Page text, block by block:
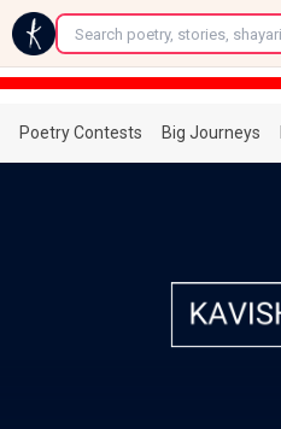
←
Poetry Contests Big Journeys